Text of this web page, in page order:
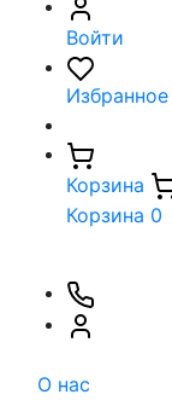
Войти
Избранное
Корзина
Корзина 0
О нас